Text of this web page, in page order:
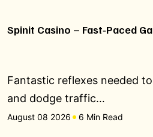
Spinit Casino – Fast‑Paced
Fantastic reflexes needed
and dodge traffic…
August 08 2026 6 Min Read